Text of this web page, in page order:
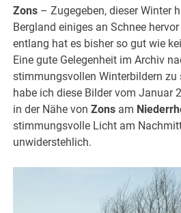
Zons – Zugegeben, dieser Winter
Bergland einiges an Schnee
entlang hat es bisher so gut wie
Eine gute Gelegenheit im Archiv
stimmungsvollen Winterbildern zu
habe ich diese Bilder vom Januar
in der Nähe vonZons am
stimmungsvolle Licht am
unwiderstehlich.